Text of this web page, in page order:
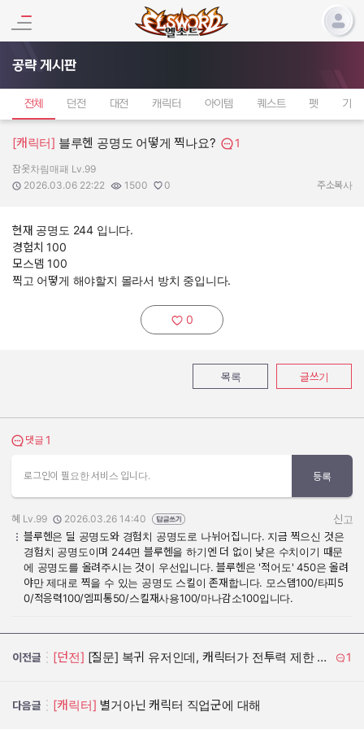
공략 게시판
전체 던전 대전 캐릭터 아이템 퀘스트 펫 기타
[캐릭터] 블루헨 공명도 어떻게 찍나요? 1
작성자:
잠옷차림매패 Lv.99
작성일:
2026.03.06 22:22
조회수:
1500
추천수:
0 주소복사
현재 공명도 244 입니다.
경험치 100
모스뎀 100
찍고 어떻게 해야할지 몰라서 방치 중입니다.
추천하기:
0
목록 글쓰기
댓글 보기
댓글 1
로그인이 필요한 서비스 입니다. 등록
작성자:
혜 Lv.99
작성일:
2026.03.26 14:40
신고
블루헨은 딜 공명도와 경험치 공명도로 나뉘어집니다. 지금 찍으신 것은
경험치 공명도이며 244면 블루헨을 하기엔 더 없이 낮은 수치이기 때문
에 공명도를 올려주시는 것이 우선입니다. 블루헨은 '적어도' 450은 올려
야만 제대로 찍을 수 있는 공명도 스킬이 존재합니다. 모스뎀100/타피5
0/적응력100/엠피통50/스킬재사용100/마나감소100입니다.
이전글 [던전] [질문] 복귀 유저인데, 캐릭터가 전투력 제한 조건에 걸려서 던전 실행이 안 됨 1
다음글 [캐릭터] 별거아닌 캐릭터 직업군에 대해